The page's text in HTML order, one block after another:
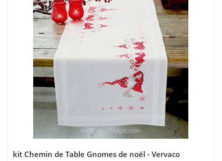
kit Chemin de Table Gnomes de noël - Vervaco